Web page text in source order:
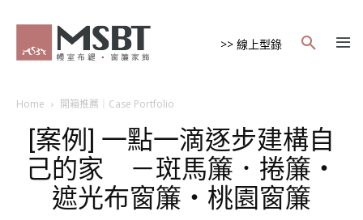
>> 線上型錄
Home 開箱推薦｜Case Portfolio
[案例] 一點一滴逐步建構自
己的家 －斑馬簾．捲簾・
遮光布窗簾・桃園窗簾